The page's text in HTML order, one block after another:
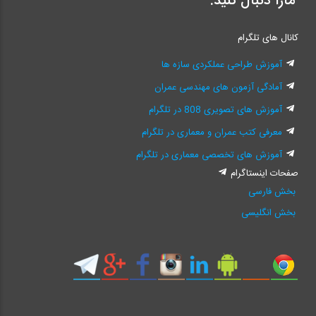
کانال های تلگرام
آموزش طراحی عملکردی سازه ها
آمادگی آزمون های مهندسی عمران
آموزش های تصویری 808 در تلگرام
معرفی کتب عمران و معماری در تلگرام
آموزش های تخصصی معماری در تلگرام
صفحات اینستاگرام
بخش فارسی
بخش انگلیسی